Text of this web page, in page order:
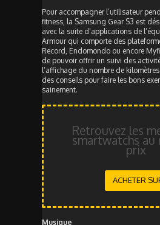
Pour accompagner l’utilisateur
fitness, la Samsung Gear S3 est
avec la suite d’applications de
Armour qui comporte des
Record, Endomondo ou encore
de pouvoir offrir un suivi des
l’affichage du nombre de
des conseils pour faire les bons
sainement.
Retrouvez les
smartwatchs au
prix
ACHETER
Musique